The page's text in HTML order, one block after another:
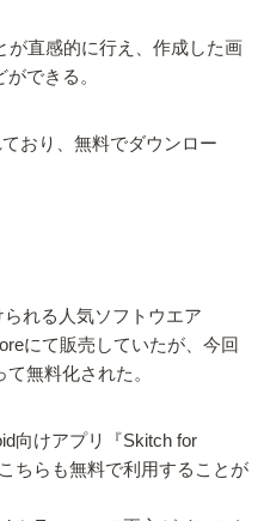
が直感的に行え、作成した画
できる。
おり、無料でダウンロー
られる人気ソフトウエア
にて販売していたが、今回
無料化された。
向けアプリ『Skitch for
ちらも無料で利用することが